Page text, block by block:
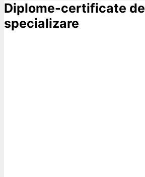
Diplome-certificate de
specializare